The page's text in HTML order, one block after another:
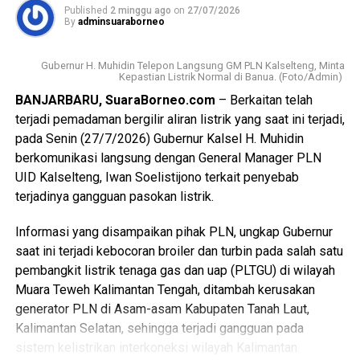
masyarakatnya sejahtera.”pungkasnya.
Kalsel, Rahmat Prapto Udoyo, mengatakan program tukar
sampah dengan sembako kini telah berjalan di hampir
seluruh kabupaten/kota di Kalsel sebagai upaya
mendorong pengelolaan sampah berbasis ekonomi
sirkular.
“Sampah bukan akhir, tetapi memiliki nilai ekonomi dan
manfaat jika dikelola dengan baik,” ujarnya.
Rahmat berharap gerakan tersebut semakin masif melalui
dukungan pemerintah, masyarakat, dan dunia usaha agar
mampu membantu kebutuhan masyarakat sekaligus
menciptakan lingkungan yang lebih bersih.
“Semakin banyak pihak yang terlibat, semakin besar
listrik yang menjadi penyebab terganggunya pasokan
listrik.
Gubernur H Muhidin juga meluruskan informasi yang
sempat beredar di masyarakat terkait lokasi pembangkit
listrik.
Ia menjelaskan bahwa pembangkit berkapasitas 2×100
megawatt yang berada di Kabupaten Gunung Mas, Kuala
Purun Kalimantan Tengah, bukan merupakan IPP Murung
Raya, sebagaimana sempat diberitakan, melainkan
Untuk memastikan kondisi di lapangan, Gubernur
berencana melakukan peninjauan langsung bersama jajaran
terkait.
“Insha Allah minggu depan kita akan melakukan peninjauan
di PLTU Asam-Asam bersama jajaran PLN, untuk
Published 2 minggu ago on 27/07/2026
By adminsuaraborneo
Gubernur H. Muhidin Telepon Langsung GM PLN Kalselteng, Minta
Kepastian Listrik Normal di Banua. (Foto/Admin)
BANJARBARU, SuaraBorneo.com – Berkaitan telah
terjadi pemadaman bergilir aliran listrik yang saat ini terjadi,
pada Senin (27/7/2026) Gubernur Kalsel H. Muhidin
berkomunikasi langsung dengan General Manager PLN
UID Kalselteng, Iwan Soelistijono terkait penyebab
terjadinya gangguan pasokan listrik.
Informasi yang disampaikan pihak PLN, ungkap Gubernur
saat ini terjadi kebocoran broiler dan turbin pada salah satu
pembangkit listrik tenaga gas dan uap (PLTGU) di wilayah
Muara Teweh Kalimantan Tengah, ditambah kerusakan
generator PLN di Asam-asam Kabupaten Tanah Laut,
Kalimantan Selatan, sehingga terjadi gangguan pada
sistem kelistrikan interkoneksi wilayah Kalimantan.